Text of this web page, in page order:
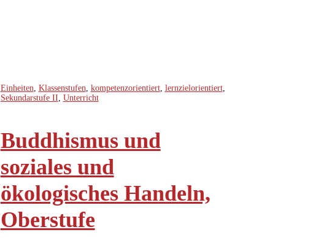
Einheiten Klassenstufen kompetenzorientiert, lernzielorientiert,
Sekundarstufe II Unterricht
Buddhismus und
soziales und
ökologisches Handeln,
Oberstufe